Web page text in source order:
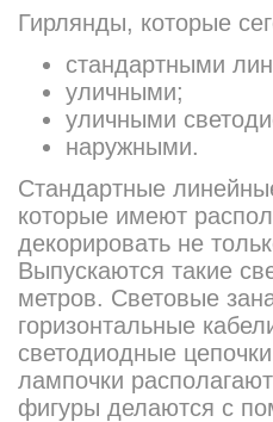
Гирлянды, которые
стандартными
уличными;
уличными
наружными.
Стандартные
которые имеют
декорировать не
Выпускаются такие
метров. Световые
горизонтальные
светодиодные
лампочки
фигуры делаются с